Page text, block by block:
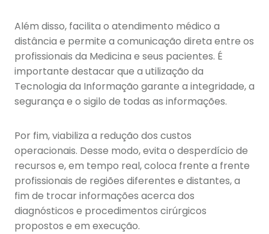
Além disso, facilita o atendimento médico a
distância e permite a comunicação direta entre os
profissionais da Medicina e seus pacientes. É
importante destacar que a utilização da
Tecnologia da Informação garante a integridade, a
segurança e o sigilo de todas as informações.
Por fim, viabiliza a redução dos custos
operacionais. Desse modo, evita o desperdício de
recursos e, em tempo real, coloca frente a frente
profissionais de regiões diferentes e distantes, a
fim de trocar informações acerca dos
diagnósticos e procedimentos cirúrgicos
propostos e em execução.